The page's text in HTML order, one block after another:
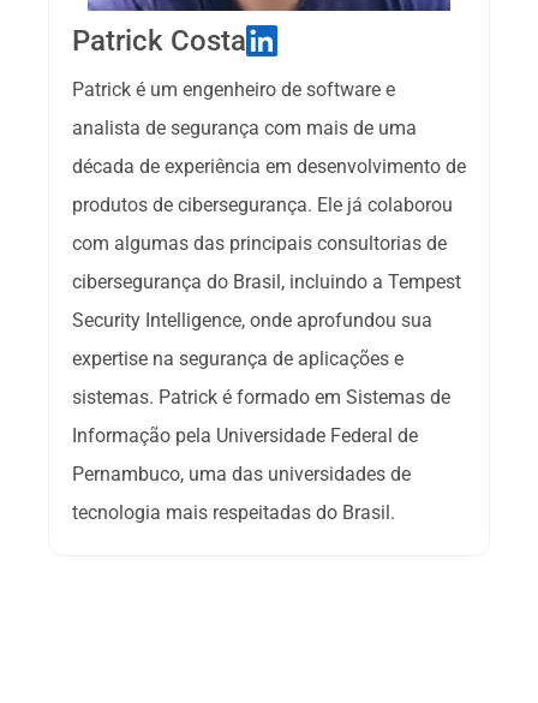
Patrick Costa
Patrick é um engenheiro de software e
analista de segurança com mais de uma
década de experiência em desenvolvimento de
produtos de cibersegurança. Ele já colaborou
com algumas das principais consultorias de
cibersegurança do Brasil, incluindo a Tempest
Security Intelligence, onde aprofundou sua
expertise na segurança de aplicações e
sistemas. Patrick é formado em Sistemas de
Informação pela Universidade Federal de
Pernambuco, uma das universidades de
tecnologia mais respeitadas do Brasil.